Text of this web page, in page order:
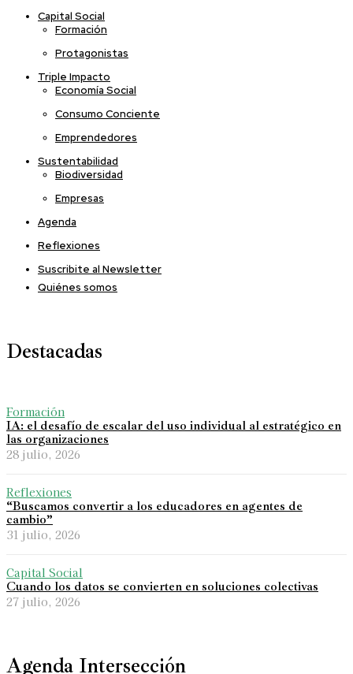
Capital Social
Formación
Protagonistas
Triple Impacto
Economía Social
Consumo Conciente
Emprendedores
Sustentabilidad
Biodiversidad
Empresas
Agenda
Reflexiones
Suscribite al Newsletter
Quiénes somos
Destacadas
Formación
IA: el desafío de escalar del uso individual al estratégico en
las organizaciones
28 julio, 2026
Reflexiones
“Buscamos convertir a los educadores en agentes de
cambio”
31 julio, 2026
Capital Social
Cuando los datos se convierten en soluciones colectivas
27 julio, 2026
Agenda Intersección